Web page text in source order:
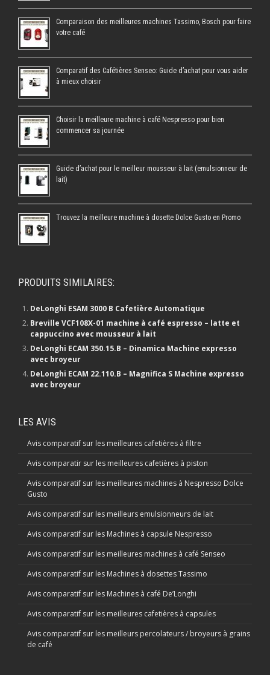
Comparaison des meilleures machines Tassimo, Bosch pour faire
votre café
Comparatif des Cafétières Senseo: Guide d’achat pour vous aider
à mieux choisir
Choisir la meilleure machine à café Nespresso pour bien
commencer sa journée
Guide d’achat pour le meilleur mousseur à lait (emulsionneur de
lait)
Trouvez la meilleure machine à dosette Dolce Gusto en Promo
PRODUITS SIMILAIRES:
DeLonghi ESAM 3000 B Cafetière Automatique
Breville VCF108X-01 machine à café espresso – latte et
cappuccino avec mousseur à lait
DeLonghi ECAM 350.15.B – Dinamica Machine expresso
avec broyeur
DeLonghi ECAM 22.110.B – Magnifica S Machine expresso
avec broyeur
LES AVIS
Avis comparatif sur les meilleures cafetières à filtre
Avis comparatir sur les meilleures cafetières à piston
Avis comparatif sur les meilleures machines à Nespresso Dolce
Gusto
Avis comparatif sur les meilleurs emulsionneurs de lait
Avis comparatif sur les Machines à capsule Nespresso
Avis comparatif sur les meilleures machines à café Senseo
Avis comparatif sur les Machines à dosettes Tassimo
Avis comparatif sur les Machines à café De’Longhi
Avis comparatif sur les meilleures cafetières à capsules
Avis comparatif sur les meilleurs percolateurs / broyeurs à grains
de café